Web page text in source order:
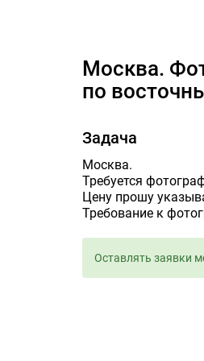
Москва. Фотосъемка спортивного мероприятия (семинар
по
Задача
Москва.
Требуется
Цену прошу
Требование к
Оставлять заявки